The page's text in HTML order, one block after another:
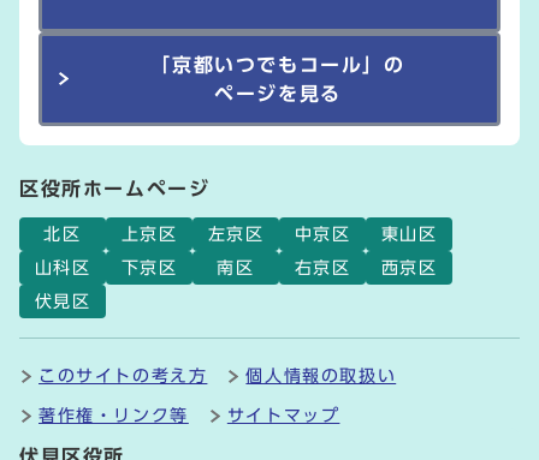
「京都いつでもコール」の
ページを見る
区役所ホームページ
北区 上京区 左京区 中京区
東山区
山科区
下京区 南区 右京区
西京区
伏見区
このサイトの考え方 個人情報の取扱い
著作権・リンク等 サイトマップ